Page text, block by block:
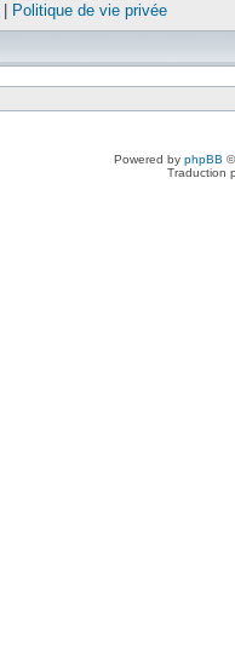
Politique de vie privée
Powered by phpBB
Traduction